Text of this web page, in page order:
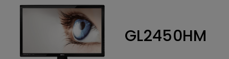
GL2450HM